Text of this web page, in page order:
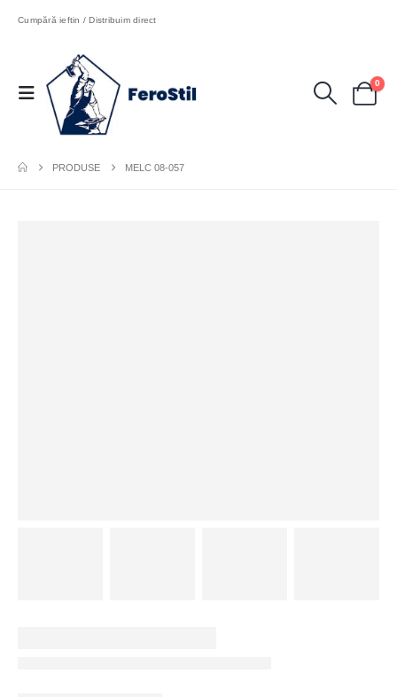
Cumpără ieftin / Distribuim direct
0
PRODUSE MELC 08-057